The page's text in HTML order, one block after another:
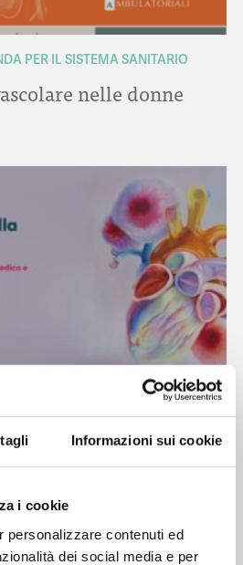
Informazioni sui cookie
i cookie
personalizzare contenuti ed
dei social media e per
PER IL SISTEMA SANITARIO
nelle donne
ONDA PER LE DONNE
alla cura